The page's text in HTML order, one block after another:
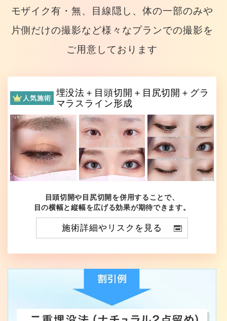
モザイク有・無、目線隠し、体の一部のみや
片側だけの撮影など様々なプランでの撮影を
ご用意しております
人気施術
埋没法＋目頭切開＋目尻切開＋グラ
マラスライン形成
目頭切開や目尻切開を併用することで、
目の横幅と縦幅を広げる効果が期待できます。
施術詳細やリスクを見る